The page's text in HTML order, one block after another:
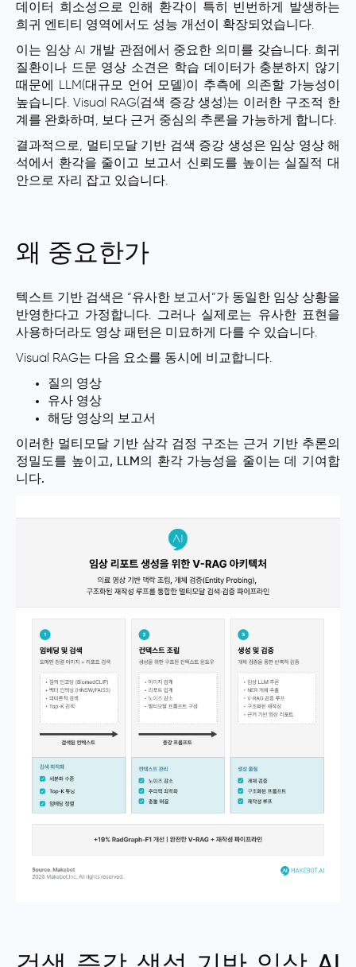
데이터 희소성으로 인해 환각이 특히 빈번하게 발생하는
희귀 엔티티 영역에서도 성능 개선이 확장되었습니다.
이는 임상 AI 개발 관점에서 중요한 의미를 갖습니다. 희귀
질환이나 드문 영상 소견은 학습 데이터가 충분하지 않기
때문에 LLM(대규모 언어 모델)이 추측에 의존할 가능성이
높습니다. Visual RAG(검색 증강 생성)는 이러한 구조적 한
계를 완화하며, 보다 근거 중심의 추론을 가능하게 합니다.
결과적으로, 멀티모달 기반 검색 증강 생성은 임상 영상 해
석에서 환각을 줄이고 보고서 신뢰도를 높이는 실질적 대
안으로 자리 잡고 있습니다.
왜 중요한가
텍스트 기반 검색은 “유사한 보고서”가 동일한 임상 상황을
반영한다고 가정합니다. 그러나 실제로는 유사한 표현을
사용하더라도 영상 패턴은 미묘하게 다를 수 있습니다.
Visual RAG는 다음 요소를 동시에 비교합니다.
질의 영상
유사 영상
해당 영상의 보고서
이러한 멀티모달 기반 삼각 검정 구조는 근거 기반 추론의
정밀도를 높이고, LLM의 환각 가능성을 줄이는 데 기여합
니다.